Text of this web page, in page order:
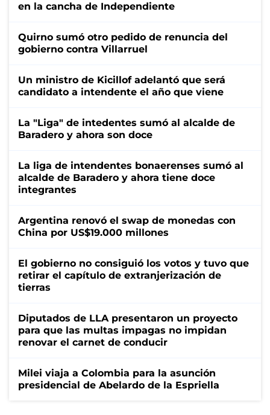
en la cancha de Independiente
Quirno sumó otro pedido de renuncia del
gobierno contra Villarruel
Un ministro de Kicillof adelantó que será
candidato a intendente el año que viene
La "Liga" de intedentes sumó al alcalde de
Baradero y ahora son doce
La liga de intendentes bonaerenses sumó al
alcalde de Baradero y ahora tiene doce
integrantes
Argentina renovó el swap de monedas con
China por US$19.000 millones
El gobierno no consiguió los votos y tuvo que
retirar el capítulo de extranjerización de
tierras
Diputados de LLA presentaron un proyecto
para que las multas impagas no impidan
renovar el carnet de conducir
Milei viaja a Colombia para la asunción
presidencial de Abelardo de la Espriella